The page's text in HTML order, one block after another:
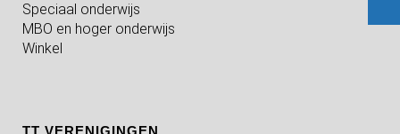
Speciaal onderwijs
MBO en hoger onderwijs
Winkel